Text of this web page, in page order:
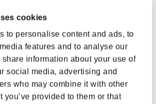
cookies
to personalise content and ads, to
features and to analyse our
information about your use of
social media, advertising and
who may combine it with other
you’ve provided to them or that